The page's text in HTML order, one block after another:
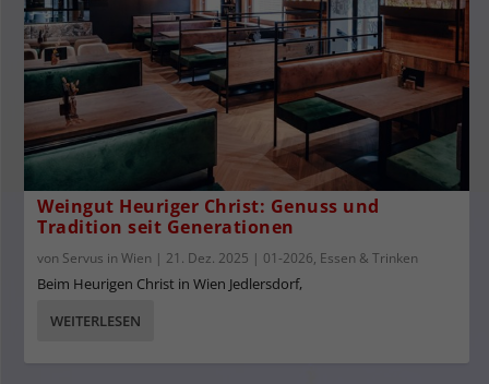
Weingut Heuriger Christ: Genuss und
Tradition seit Generationen
von Servus in Wien | 21. Dez. 2025 | 01-2026, Essen & Trinken
Beim Heurigen Christ in Wien Jedlersdorf,
WEITERLESEN